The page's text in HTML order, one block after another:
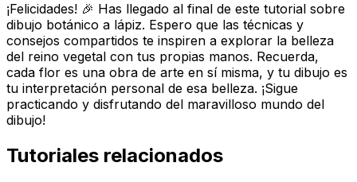
¡Felicidades! 🎉 Has llegado al final de este tutorial sobre
dibujo botánico a lápiz. Espero que las técnicas y
consejos compartidos te inspiren a explorar la belleza
del reino vegetal con tus propias manos. Recuerda,
cada flor es una obra de arte en sí misma, y tu dibujo es
tu interpretación personal de esa belleza. ¡Sigue
practicando y disfrutando del maravilloso mundo del
dibujo!
Tutoriales relacionados